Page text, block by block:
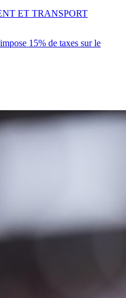
15% de taxes sur le
ET TRANSPORT